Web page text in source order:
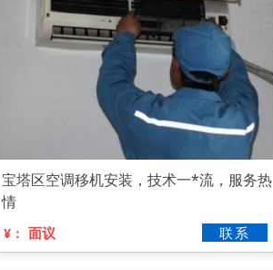
宝塔区空调移机安装，技术一*流，服务热
情
¥： 面议 联系